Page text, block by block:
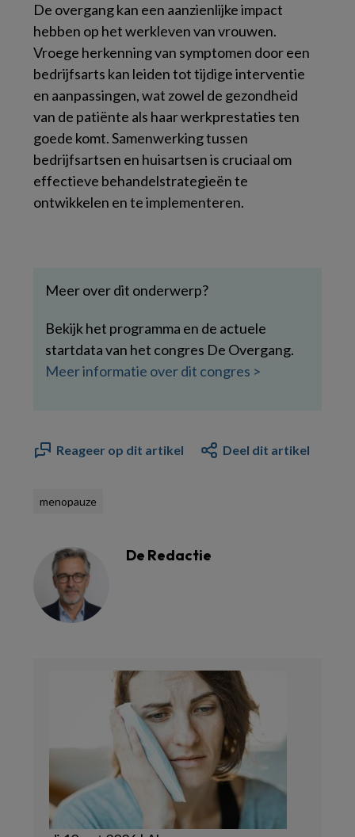
De overgang kan een aanzienlijke impact
hebben op het werkleven van vrouwen.
Vroege herkenning van symptomen door een
bedrijfsarts kan leiden tot tijdige interventie
en aanpassingen, wat zowel de gezondheid
van de patiënte als haar werkprestaties ten
goede komt. Samenwerking tussen
bedrijfsartsen en huisartsen is cruciaal om
effectieve behandelstrategieën te
ontwikkelen en te implementeren.
Meer over dit onderwerp?
Bekijk het programma en de actuele
startdata van het congres De Overgang.
Meer informatie over dit congres >
Reageer op dit artikel Deel dit artikel
menopauze
De Redactie